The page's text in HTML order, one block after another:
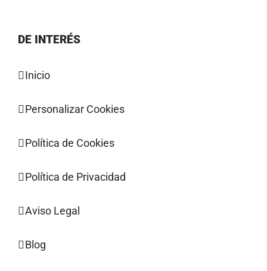
DE INTERÉS
Inicio
Personalizar Cookies
Política de Cookies
Política de Privacidad
Aviso Legal
Blog